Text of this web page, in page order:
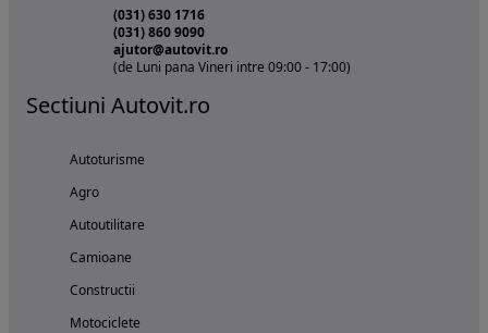
(031) 630 1716
(031) 860 9090
ajutor@autovit.ro
(de Luni pana Vineri intre 09:00 - 17:00)
Sectiuni Autovit.ro
Autoturisme
Agro
Autoutilitare
Camioane
Constructii
Motociclete